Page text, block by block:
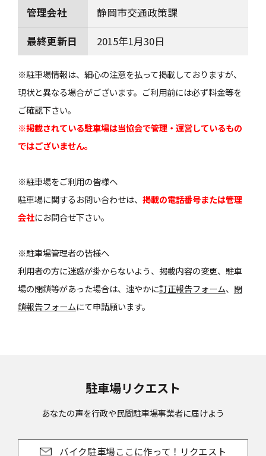
管理会社
静岡市交通政策課
最終更新日
2015年1月30日
※駐車場情報は、細心の注意を払って掲載しておりますが、
現状と異なる場合がございます。ご利用前には必ず料金等を
ご確認下さい。
※掲載されている駐車場は当協会で管理・運営しているもの
ではございません。
※駐車場をご利用の皆様へ
駐車場に関するお問い合わせは、 掲載の電話番号または管理
会社にお問合せ下さい。
※駐車場管理者の皆様へ
利用者の方に迷惑が掛からないよう、掲載内容の変更、駐車
場の閉鎖等があった場合は、速やかに訂正報告フォーム、 閉
鎖報告フォームにて申請願います。
駐車場リクエスト
あなたの声を行政や民間駐車場事業者に届けよう
バイク駐車場ここに作って！リクエスト